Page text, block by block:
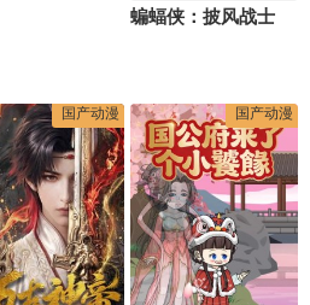
蝙蝠侠：披风战士第二季
国产动漫 国产动漫